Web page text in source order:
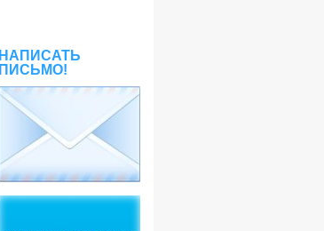
НАПИСАТЬ
ПИСЬМО!